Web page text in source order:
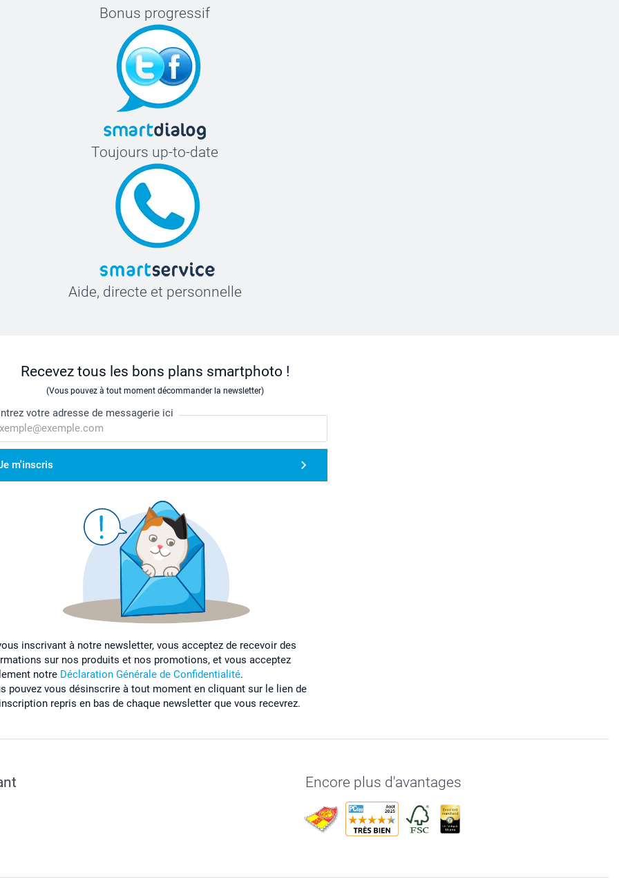
Bonus progressif
Toujours up-to-date
Aide, directe et personnelle
Recevez tous les bons plans smartphoto !
(Vous pouvez à tout moment décommander la newsletter)
votre adresse de messagerie ici
m'inscris
inscrivant à notre newsletter, vous acceptez de recevoir des
sur nos produits et nos promotions, et vous acceptez
notre Déclaration Générale de Confidentialité.
pouvez vous désinscrire à tout moment en cliquant sur le lien de
repris en bas de chaque newsletter que vous recevrez.
Encore plus d'avantages